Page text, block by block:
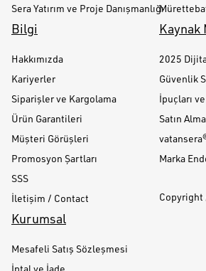
Sera Yatırım ve Proje Danışmanlığı
Bilgi
Hakkımızda
Kariyerler
Siparişler ve Kargolama
Ürün Garantileri
Müşteri Görüşleri
Promosyon Şartları
SSS
İletişim / Contact
Kaynak
2025
Güvenlik
İpuçları
Satın
Marka
Copyright
Kurumsal
Mesafeli Satış Sözleşmesi
İptal ve İade